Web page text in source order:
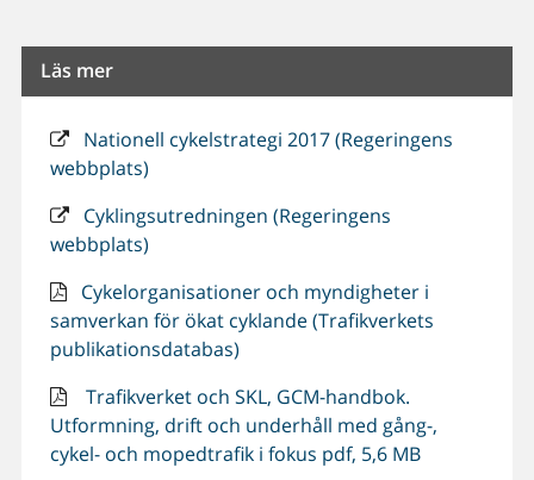
Läs mer
Nationell cykelstrategi 2017 (Regeringens
webbplats)
Cyklingsutredningen (Regeringens
webbplats)
Cykelorganisationer och myndigheter i
samverkan för ökat cyklande (Trafikverkets
publikationsdatabas)
Trafikverket och SKL, GCM-handbok.
Utformning, drift och underhåll med gång-,
cykel- och mopedtrafik i fokus pdf, 5,6 MB